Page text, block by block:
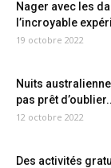
Nager avec les
l’incroyable
19 octobre 2022
Nuits
pas prêt
12 octobre 2022
Des activités